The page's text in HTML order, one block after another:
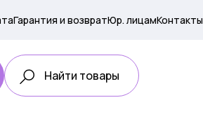
Гарантия и возвратЮр. лицамКонтакты